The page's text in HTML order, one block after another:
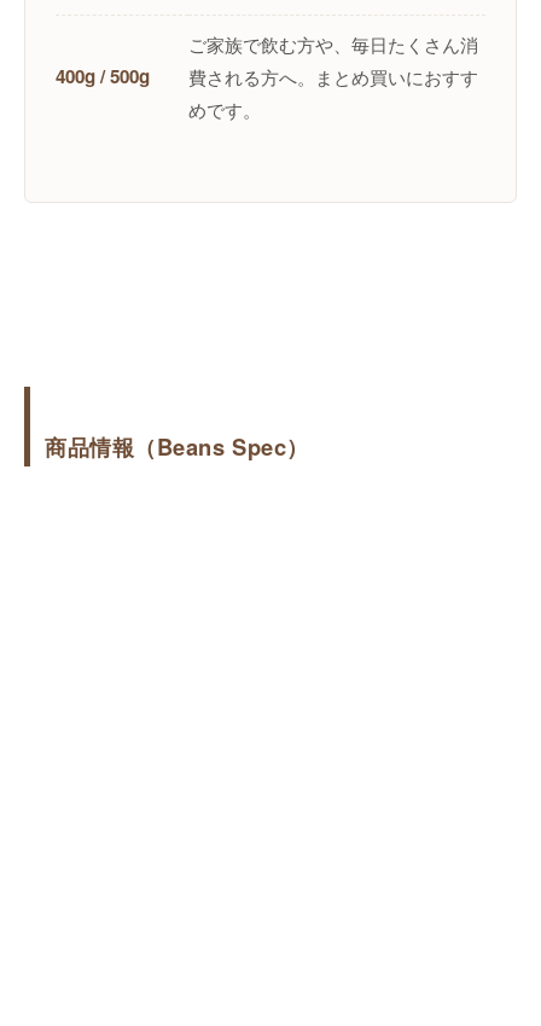
400g / 500g
ご家族で飲む方や、毎日たくさん消
費される方へ。まとめ買いにおすす
めです。
商品情報（Beans Spec）